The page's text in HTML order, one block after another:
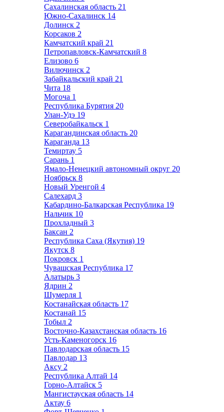
Сахалинская область 21
Южно-Сахалинск 14
Долинск 2
Корсаков 2
Камчатский край 21
Петропавловск-Камчатский 8
Елизово 6
Вилючинск 2
Забайкальский край 21
Чита 18
Могоча 1
Республика Бурятия 20
Улан-Удэ 19
Северобайкальск 1
Карагандинская область 20
Караганда 13
Темиртау 5
Сарань 1
Ямало-Ненецкий автономный округ 20
Ноябрьск 8
Новый Уренгой 4
Салехард 3
Кабардино-Балкарская Республика 19
Нальчик 10
Прохладный 3
Баксан 2
Республика Саха (Якутия) 19
Якутск 8
Покровск 1
Чувашская Республика 17
Алатырь 3
Ядрин 2
Шумерля 1
Костанайская область 17
Костанай 15
Тобыл 2
Восточно-Казахстанская область 16
Усть-Каменогорск 16
Павлодарская область 15
Павлодар 13
Аксу 2
Республика Алтай 14
Горно-Алтайск 5
Мангистауская область 14
Актау 6